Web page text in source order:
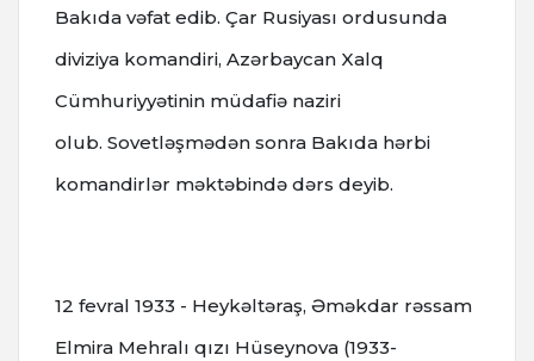
Bakıda vəfat edib. Çar Rusiyası ordusunda
diviziya komandiri, Azərbaycan Xalq
Cümhuriyyətinin müdafiə naziri
olub. Sovetləşmədən sonra Bakıda hərbi
komandirlər məktəbində dərs deyib.
12 fevral 1933 - Heykəltəraş, Əməkdar rəssam
Elmira Mehralı qızı Hüseynova (1933-